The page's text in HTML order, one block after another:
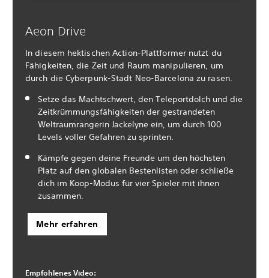
Aeon Drive
In diesem hektischen Action-Plattformer nutzt du
Fähigkeiten, die Zeit und Raum manipulieren, um
durch die Cyberpunk-Stadt Neo-Barcelona zu rasen.
Setze das Machtschwert, den Teleportdolch und die
Zeitkrümmungsfähigkeiten der gestrandeten
Weltraumrangerin Jackelyne ein, um durch 100
Levels voller Gefahren zu sprinten.
Kämpfe gegen deine Freunde um den höchsten
Platz auf den globalen Bestenlisten oder schließe
dich im Koop-Modus für vier Spieler mit ihnen
zusammen.
Mehr erfahren
Empfohlenes Video: